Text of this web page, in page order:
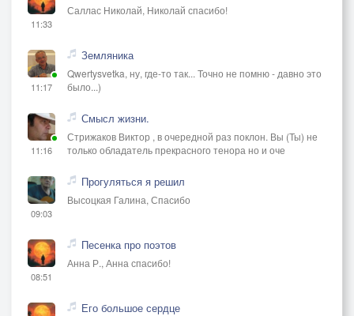
11:33
Саллас Николай, Николай спасибо!
11:17
Земляника
Qwertysvetka, ну, где-то так... Точно не помню - давно это
было...)
11:16
Смысл жизни.
Стрижаков Виктор , в очередной раз поклон. Вы (Ты) не
только обладатель прекрасного тенора но и оче
09:03
Прогуляться я решил
Высоцкая Галина, Спасибо
08:51
Песенка про поэтов
Анна Р., Анна спасибо!
Его большое сердце